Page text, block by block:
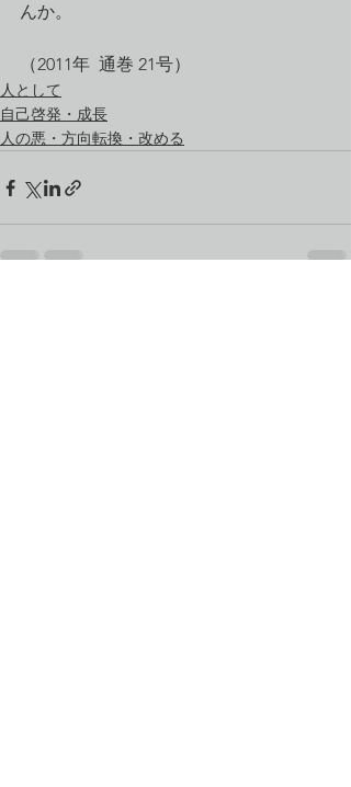
んか。
（2011年  通巻 21号）
人として
自己啓発・成長
人の悪・方向転換・改める